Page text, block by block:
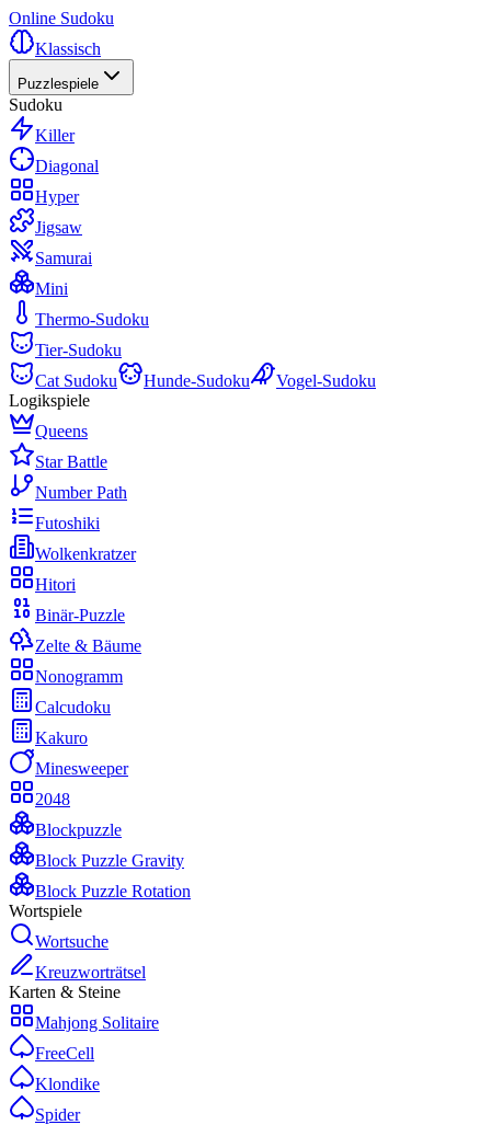
Online Sudoku
Klassisch
Puzzlespiele
Sudoku
Killer
Diagonal
Hyper
Jigsaw
Samurai
Mini
Thermo-Sudoku
Tier-Sudoku
Cat Sudoku
Hunde-Sudoku
Vogel-Sudoku
Logikspiele
Queens
Star Battle
Number Path
Futoshiki
Wolkenkratzer
Hitori
Binär-Puzzle
Zelte & Bäume
Nonogramm
Calcudoku
Kakuro
Minesweeper
2048
Blockpuzzle
Block Puzzle Gravity
Block Puzzle Rotation
Wortspiele
Wortsuche
Kreuzworträtsel
Karten & Steine
Mahjong Solitaire
FreeCell
Klondike
Spider